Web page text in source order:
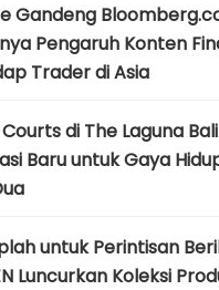
Gandeng
Pengaruh Konten
Trader di Asia
di The Laguna
Baru untuk Gaya
untuk Perintisan
Luncurkan Koleksi